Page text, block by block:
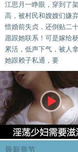
江思月一睁眼，穿到了
高，被村民和嫂嫂们嫌
惜婚前失贞，还倒贴二
愿跟她联系！可是嫁给
累活，低声下气，被人
她跟赖子私通，要
最新章节